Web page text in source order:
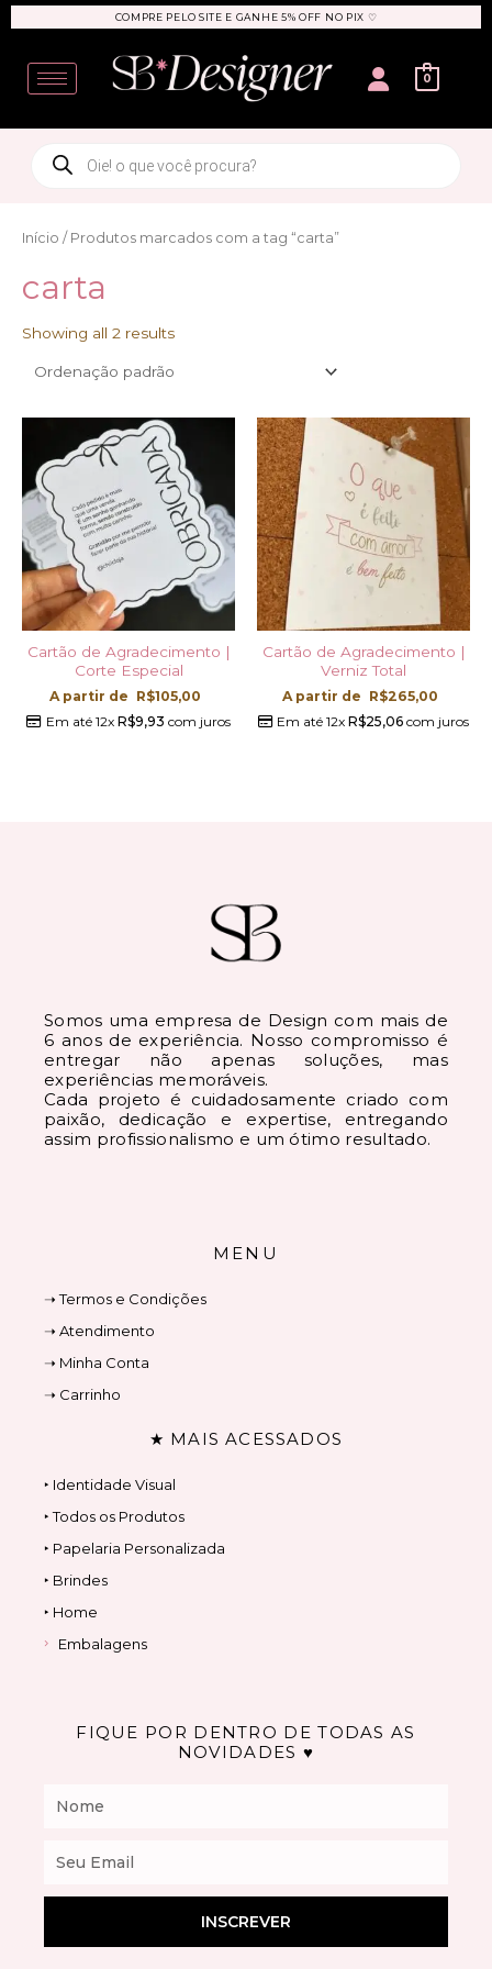
conteúdo
COMPRE PELO SITE E GANHE 5% OFF NO PIX ♡
User
0
search
Início / Produtos marcados com a tag “carta”
carta
Showing all 2 results
Cartão de Agradecimento |
Corte Especial
A partir de R$105,00
Em até 12x R$9,93 com juros
Cartão de Agradecimento |
Verniz Total
A partir de R$265,00
Em até 12xR$25,06 com juros
Somos uma empresa de Design com mais de
6 anos de experiência. Nosso compromisso é
entregar não apenas soluções, mas
experiências memoráveis.
Cada projeto é cuidadosamente criado com
paixão, dedicação e expertise, entregando
assim profissionalismo e um ótimo resultado.
MENU
➝ Termos e Condições
➝ Atendimento
➝ Minha Conta
➝ Carrinho
★ MAIS ACESSADOS
‣ Identidade Visual
‣ Todos os Produtos
‣ Papelaria Personalizada
‣ Brindes
‣ Home
Embalagens
FIQUE POR DENTRO DE TODAS AS
NOVIDADES ♥
INSCREVER